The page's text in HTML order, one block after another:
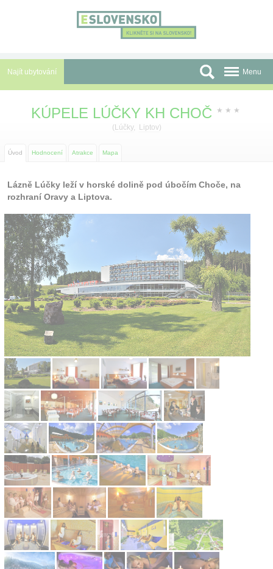
Najít ubytování
Autobusové zájezdy
Před cestou
Atrakce
O nás
Kontakt
Menu
KÚPELE LÚČKY KH CHOČ ★ ★ ★
( Lúčky, Liptov)
Úvod Hodnocení Atrakce Mapa
Lázně Lúčky leží v horské dolině pod úbočím Choče, na
rozhraní Oravy a Liptova.